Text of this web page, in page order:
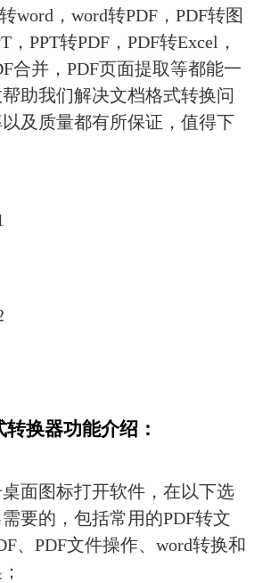
word，word转PDF，PDF转图
，PPT转PDF，PDF转Excel，
合并，PDF页面提取等都能一
助我们解决文档格式转换问
及质量都有所保证，值得下
换器功能介绍：
图标打开软件，在以下选
要的，包括常用的PDF转文
、PDF文件操作、word转换和